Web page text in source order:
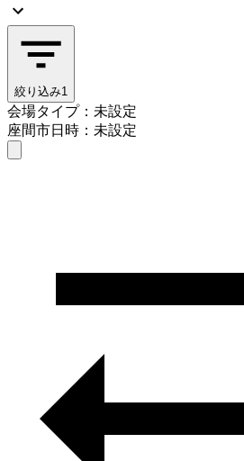
絞り込み1
会場タイプ：未設定
座間市日時：未設定